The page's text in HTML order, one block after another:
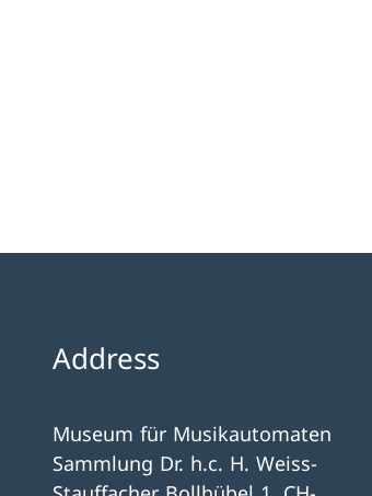
Address
Museum für Musikautomaten
Sammlung Dr. h.c. H. Weiss-